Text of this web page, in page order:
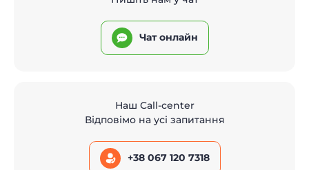
Чат онлайн
Наш Call-center
Відповімо на усі запитання
+38 067 120 7318